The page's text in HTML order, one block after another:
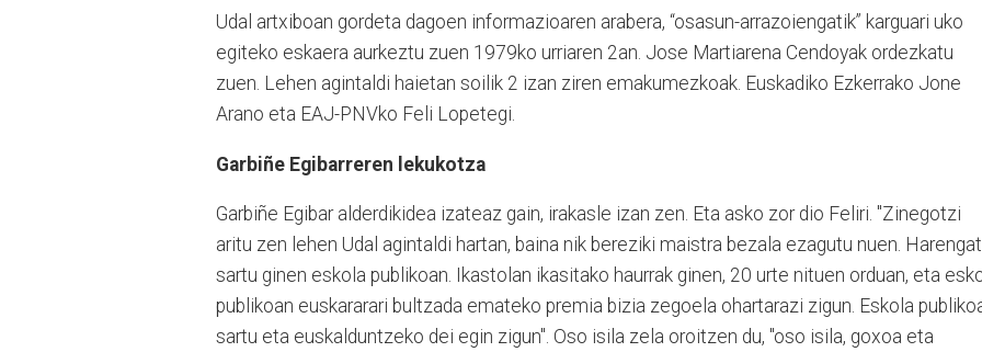
Udal artxiboan gordeta dagoen informazioaren arabera, “osasun-arrazoiengatik” karguari uko
egiteko eskaera aurkeztu zuen 1979ko urriaren 2an. Jose Martiarena Cendoyak ordezkatu
zuen. Lehen agintaldi haietan soilik 2 izan ziren emakumezkoak. Euskadiko Ezkerrako Jone
Arano eta EAJ-PNVko Feli Lopetegi.
Garbiñe Egibarreren lekukotza
Garbiñe Egibar alderdikidea izateaz gain, irakasle izan zen. Eta asko zor dio Feliri. "Zinegotzi
aritu zen lehen Udal agintaldi hartan, baina nik bereziki maistra bezala ezagutu nuen.
sartu ginen eskola publikoan. Ikastolan ikasitako haurrak ginen, 20 urte nituen orduan, eta
publikoan euskararari bultzada emateko premia bizia zegoela ohartarazi zigun. Eskola
sartu eta euskalduntzeko dei egin zigun". Oso isila zela oroitzen du, "oso isila, goxoa eta